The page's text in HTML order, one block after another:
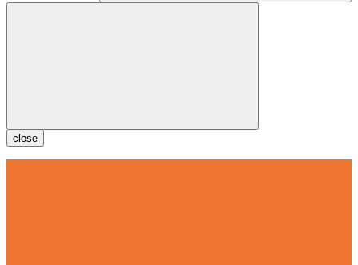
close